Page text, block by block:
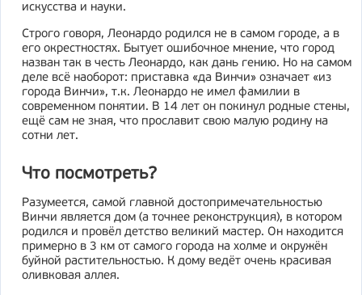
искусства и науки.
Строго говоря, Леонардо родился не в самом городе, а в
его окрестностях. Бытует ошибочное мнение, что город
назван так в честь Леонардо, как дань гению. Но на самом
деле всё наоборот: приставка «да Винчи» означает «из
города Винчи», т.к. Леонардо не имел фамилии в
современном понятии. В 14 лет он покинул родные стены,
ещё сам не зная, что прославит свою малую родину на
сотни лет.
Что посмотреть?
Разумеется, самой главной достопримечательностью
Винчи является дом (а точнее реконструкция), в котором
родился и провёл детство великий мастер. Он находится
примерно в 3 км от самого города на холме и окружён
буйной растительностью. К дому ведёт очень красивая
оливковая аллея.